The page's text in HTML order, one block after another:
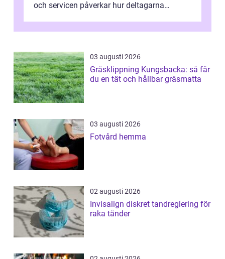
och servicen påverkar hur deltagarna
03 augusti 2026
Gräsklippning Kungsbacka: så får
du en tät och hållbar gräsmatta
03 augusti 2026
Fotvård hemma
02 augusti 2026
Invisalign diskret tandreglering för
raka tänder